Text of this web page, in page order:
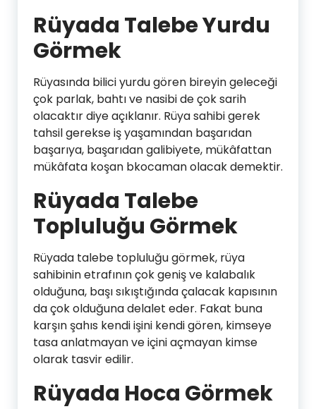
Rüyada Talebe Yurdu
Görmek
Rüyasında bilici yurdu gören bireyin geleceği
çok parlak, bahtı ve nasibi de çok sarih
olacaktır diye açıklanır. Rüya sahibi gerek
tahsil gerekse iş yaşamından başarıdan
başarıya, başarıdan galibiyete, mükâfattan
mükâfata koşan bkocaman olacak demektir.
Rüyada Talebe
Topluluğu Görmek
Rüyada talebe topluluğu görmek, rüya
sahibinin etrafının çok geniş ve kalabalık
olduğuna, başı sıkıştığında çalacak kapısının
da çok olduğuna delalet eder. Fakat buna
karşın şahıs kendi işini kendi gören, kimseye
tasa anlatmayan ve içini açmayan kimse
olarak tasvir edilir.
Rüyada Hoca Görmek